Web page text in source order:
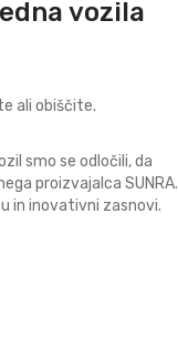
vozila
ali obiščite.
smo se odločili, da
proizvajalca SUNRA.
in inovativni zasnovi.